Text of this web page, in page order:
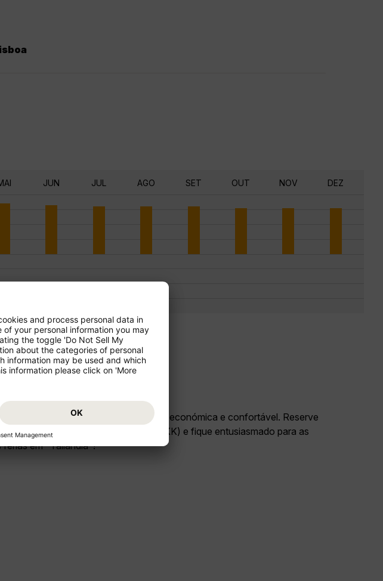
JUN JUL AGO SET OUT NOV DEZ
de "Portugal" para as férias de forma económica e confortável. Reserve
voo Porto (OPO) - Banguecoque (BKK) e fique entusiasmado para as
férias em "Tailândia"!